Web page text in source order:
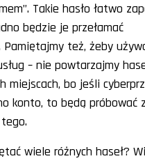
Takie hasło łatwo
będzie je przełamać
Pamiętajmy też, żeby
– nie powtarzajmy
miejscach, bo jeśli
konto, to będą próbować
wiele różnych haseł?